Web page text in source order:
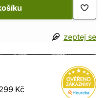
zeptej se
Kč